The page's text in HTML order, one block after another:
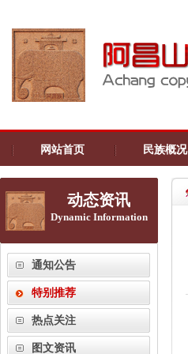
网站首页 民族概况
动态资讯
Dynamic Information
通知公告
特别推荐
热点关注
图文资讯